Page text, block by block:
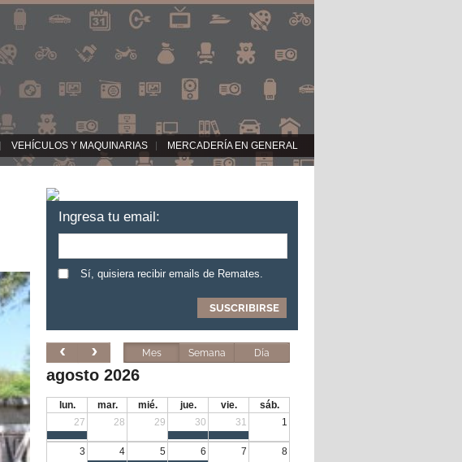
VEHÍCULOS Y MAQUINARIAS MERCADERÍA EN GENERAL
Ingresa tu email:
Sí, quisiera recibir emails de Remates.
Mes Semana Día
agosto 2026
lun. mar. mié. jue. vie.
sáb.
27
28 29 30 31 1
3 4 5 6 7 8